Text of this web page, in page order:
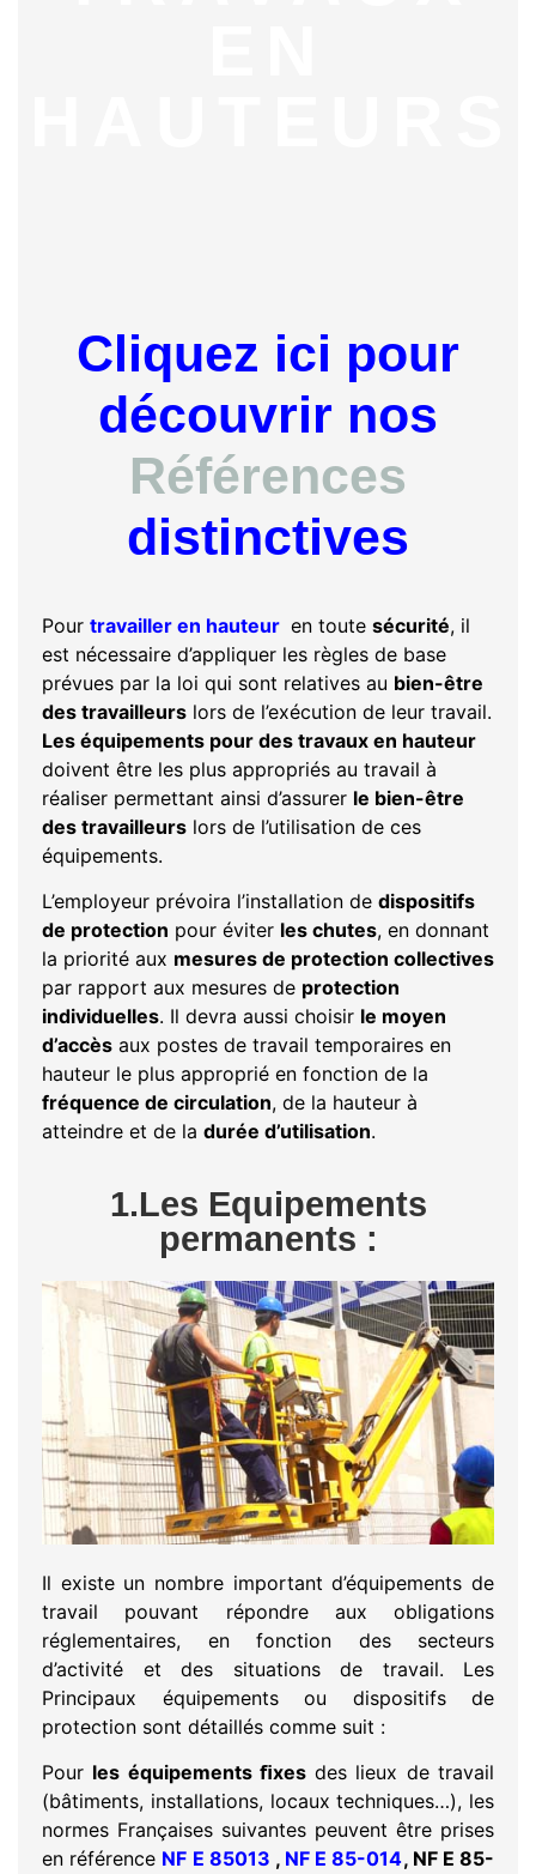
Cliquez ici pour
découvrir nos
Références
distinctives
Pour travailler en hauteur en toute sécurité, il
est nécessaire d’appliquer les règles de base
prévues par la loi qui sont relatives au bien-être
des travailleurs lors de l’exécution de leur travail.
Les équipements pour des travaux en hauteur
doivent être les plus appropriés au travail à
réaliser permettant ainsi d’assurer le bien-être
des travailleurs lors de l’utilisation de ces
équipements.
L’employeur prévoira l’installation de dispositifs
de protection pour éviter les chutes, en donnant
la priorité aux mesures de protection collectives
par rapport aux mesures de protection
individuelles. Il devra aussi choisir le moyen
d’accès aux postes de travail temporaires en
hauteur le plus approprié en fonction de la
fréquence de circulation, de la hauteur à
atteindre et de la durée d’utilisation.
1.Les Equipements
permanents :
Il existe un nombre important d’équipements de
travail pouvant répondre aux obligations
réglementaires, en fonction des secteurs
d’activité et des situations de travail. Les
Principaux équipements ou dispositifs de
protection sont détaillés comme suit :
Pour les équipements ﬁxesdes lieux de travail
(bâtiments, installations, locaux techniques…), les
normes Françaises suivantes peuvent être prises
en référence NF E 85013 , NF E 85-014, NF E 85-